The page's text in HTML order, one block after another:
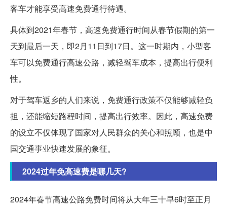
客车才能享受高速免费通行待遇。
具体到2021年春节，高速免费通行时间从春节假期的第一
天到最后一天，即2月11日到17日。这一时期内，小型客
车可以免费通行高速公路，减轻驾车成本，提高出行便利
性。
对于驾车返乡的人们来说，免费通行政策不仅能够减轻负
担，还能缩短路程时间，提高出行效率。因此，高速免费
的设立不仅体现了国家对人民群众的关心和照顾，也是中
国交通事业快速发展的象征。
2024过年免高速费是哪几天?
2024年春节高速公路免费时间将从大年三十早6时至正月